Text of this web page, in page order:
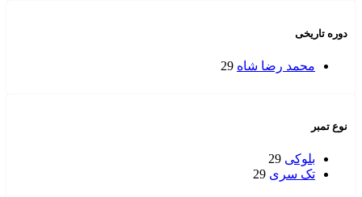
دوره تاریخی
محمد رضا شاه 29
نوع تمبر
بلوکی 29
تک سری 29